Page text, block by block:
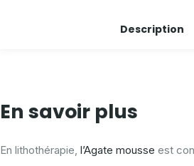
Description
En savoir plus
En lithothérapie, l’Agate mousse est